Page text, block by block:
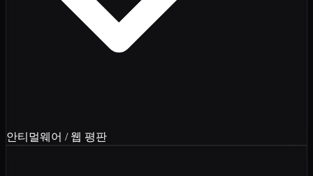
안티멀웨어 / 웹 평판